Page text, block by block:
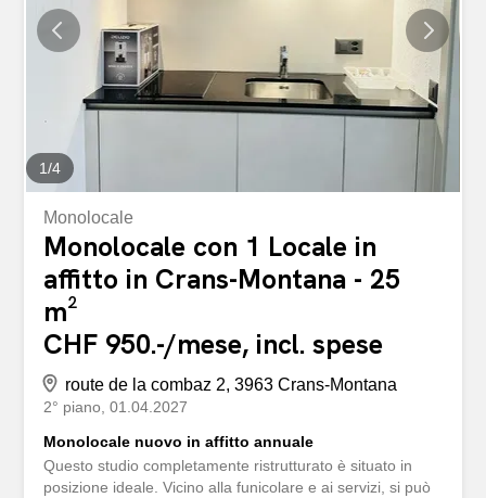
offre circa 25 m² di spazio abitabile e dispone di un bel
balcone sud di circa 6 m². Si trova al 1° piano di una
residenza a pochi minuti dal centro di Crans, vicino a tutti
i servizi. Sono disponibili posti auto esterni di fronte alla
residenza. Il monolocale è dotato di un letto a castello,
un...
1/4
Monolocale
Monolocale con 1 Locale in
affitto in Crans-Montana - 25
m²
CHF 950.-/mese, incl. spese
route de la combaz 2, 3963 Crans-Montana
2° piano 01.04.2027
Monolocale nuovo in affitto annuale
Questo studio completamente ristrutturato è situato in
posizione ideale. Vicino alla funicolare e ai servizi, si può